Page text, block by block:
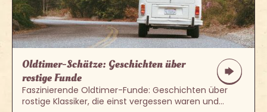
Oldtimer-Schätze: Geschichten über
rostige Funde
Faszinierende Oldtimer-Funde: Geschichten über
rostige Klassiker, die einst vergessen waren und